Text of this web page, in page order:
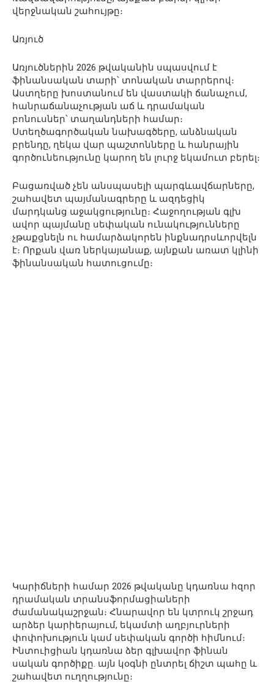
վերջնական շահույթը։
Առյուծ
Առյուծներին 2026 թվականին սպասվում է
ֆինանսական տարի՝ տոնական տարրերով։
Աստղերը խոստանում են վաստակի ճանաչում,
հանրաճանաչության աճ և դրամական
բոնուսներ՝ տաղանդների համար։
Ստեղծագործական նախագծերը, անձնական
բրենդը, ղեկա վար պաշտոնները և հանրային
գործունեությունը կարող են լուրջ եկամուտ բերել։
Բացառված չեն անսպասելի պարգևավճարները,
շահավետ պայմանագրերը և ազդեցիկ
մարդկանց աջակցությունը։ Հաջողության գլխ
ավոր պայմանը սեփական ունակությունները
չթաքցնելն ու համարձակորեն ինքնադրսևորվելն
է։ Որքան վառ ներկայանաք, այնքան առատ կլինի
ֆինանսական հատուցումը։
Կարիճների համար 2026 թվականը կդառնա հզոր
դրամական տրանսֆորմացիաների
ժամանակաշրջան։ Հնարավոր են կտրուկ շրջադ
արձեր կարիերայում, եկամտի աղբյուրների
փոփոխություն կամ սեփական գործի հիմնում։
Ինտուիցիան կդառնա ձեր գլխավոր ֆինան
սական գործիքը. այն կօգնի ընտրել ճիշտ պահը և
շահավետ ուղղությունը։